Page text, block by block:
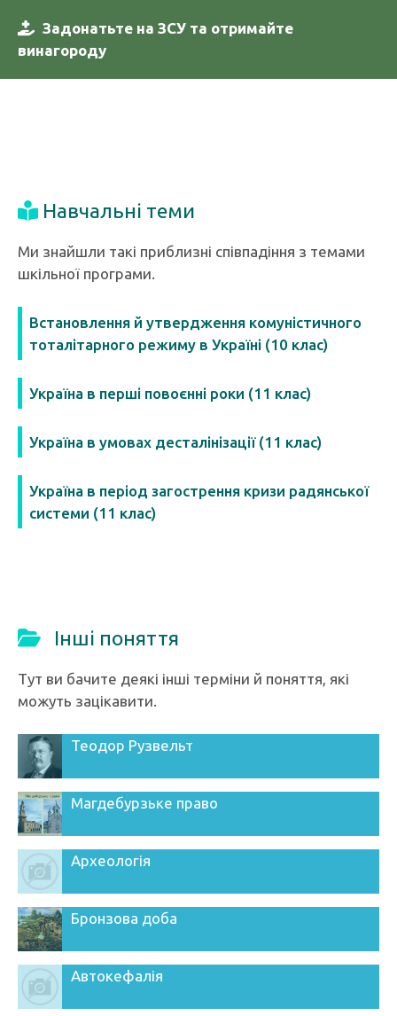
Задонатьте на ЗСУ та отримайте
винагороду
Навчальні теми
Ми знайшли такі приблизні співпадіння з темами
шкільної програми.
Встановлення й утвердження комуністичного
тоталітарного режиму в Україні (10 клас)
Україна в перші повоєнні роки (11 клас)
Україна в умовах десталінізації (11 клас)
Україна в період загострення кризи радянської
системи (11 клас)
Інші поняття
Тут ви бачите деякі інші терміни й поняття, які
можуть зацікавити.
Теодор Рузвельт
Магдебурзьке право
Археологія
Бронзова доба
Автокефалія